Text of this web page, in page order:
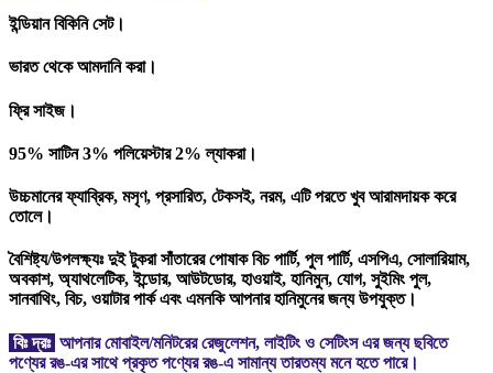
ইন্ডিয়ান বিকিনি সেট।
ভারত থেকে আমদানি করা।
ফ্রি সাইজ।
95% সাটিন 3% পলিয়েস্টার 2% ল্যাকরা।
উচ্চমানের ফ্যাব্রিক, মসৃণ, প্রসারিত, টেকসই, নরম, এটি পরতে খুব আরামদায়ক করে
তোলে।
বৈশিষ্ট্য/উপলক্ষ্যঃ দুই টুকরা সাঁতারের পোষাক বিচ পার্টি, পুল পার্টি, এসপিএ, সোলারিয়াম,
অবকাশ, অ্যাথলেটিক, ইন্ডোর, আউটডোর, হাওয়াই, হানিমুন, যোগ, সুইমিং পুল,
সানবাথিং, বিচ, ওয়াটার পার্ক এবং এমনকি আপনার হানিমুনের জন্য উপযুক্ত।
বিঃ দ্রঃ আপনার মোবাইল/মনিটরের রেজুলেশন, লাইটিং ও সেটিংস এর জন্য ছবিতে
পণ্যের রঙ-এর সাথে প্রকৃত পণ্যের রঙ-এ সামান্য তারতম্য মনে হতে পারে।